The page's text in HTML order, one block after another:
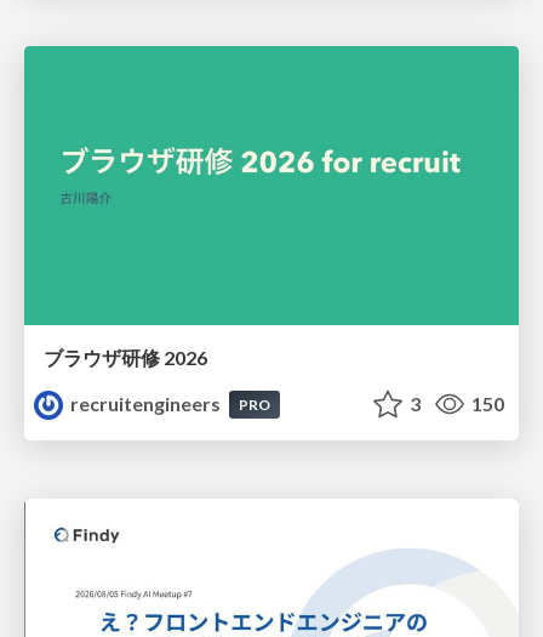
ブラウザ研修 2026
recruitengineers
PRO 3 150